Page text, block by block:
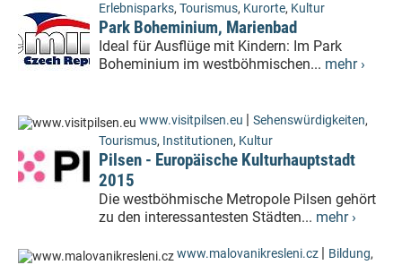
Erlebnisparks, Tourismus, Kurorte, Kultur
Park Boheminium, Marienbad
Ideal für Ausflüge mit Kindern: Im Park
Boheminium im westböhmischen... mehr ›
www.visitpilsen.eu | Sehenswürdigkeiten,
Tourismus, Institutionen, Kultur
Pilsen - Europäische Kulturhauptstadt
2015
Die westböhmische Metropole Pilsen gehört
zu den interessantesten Städten... mehr ›
www.malovanikresleni.cz | Bildung,